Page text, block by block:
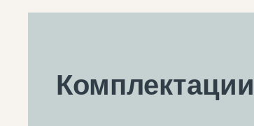
Комплектации